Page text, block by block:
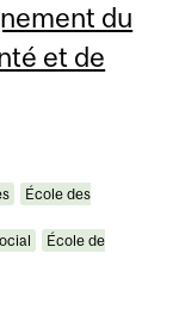
du
et de
École des
École de